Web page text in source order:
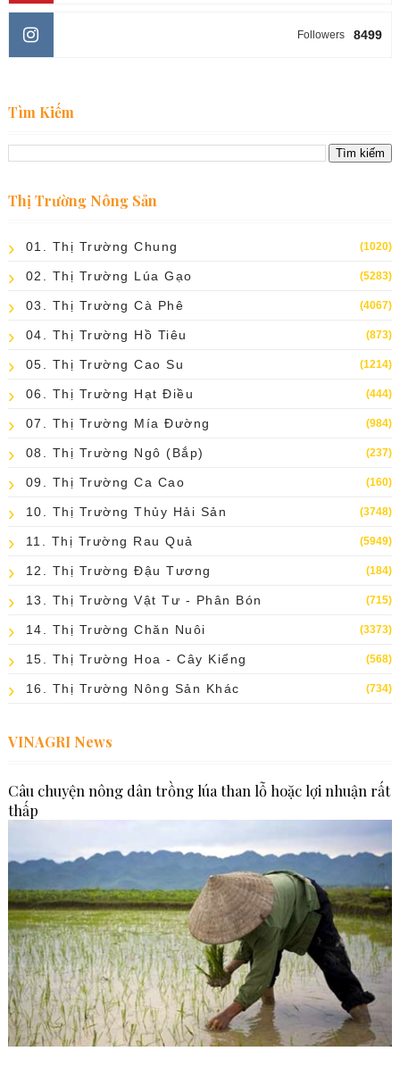
8499
Followers
Tìm Kiếm
Thị Trường Nông Sản
01. Thị Trường Chung (1020)
02. Thị Trường Lúa Gạo (5283)
03. Thị Trường Cà Phê (4067)
04. Thị Trường Hồ Tiêu (873)
05. Thị Trường Cao Su (1214)
06. Thị Trường Hạt Điều (444)
07. Thị Trường Mía Đường (984)
08. Thị Trường Ngô (bắp) (237)
09. Thị Trường Ca Cao (160)
10. Thị Trường Thủy Hải Sản (3748)
11. Thị Trường Rau Quả (5949)
12. Thị Trường Đậu Tương (184)
13. Thị Trường Vật Tư - Phân Bón (715)
14. Thị Trường Chăn Nuôi (3373)
15. Thị Trường Hoa - Cây Kiểng (568)
16. Thị Trường Nông Sản Khác (734)
VINAGRI News
Câu chuyện nông dân trồng lúa than lỗ hoặc lợi nhuận rất
thấp